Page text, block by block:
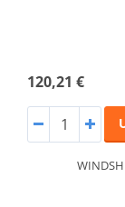
120,21 €